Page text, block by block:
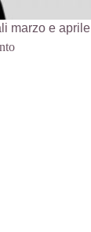
marzo e aprile